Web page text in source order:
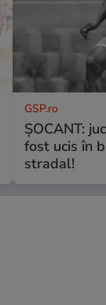
GSP.ro
ȘOCANT:
fost ucis în
stradal!